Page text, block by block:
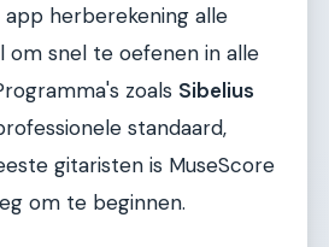
herberekening alle
om snel te oefenen in alle
zoals Sibelius
standaard,
gitaristen is MuseScore
om te beginnen.